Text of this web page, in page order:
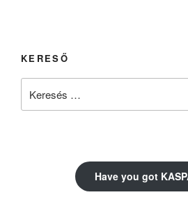
KERESŐ
Have you got